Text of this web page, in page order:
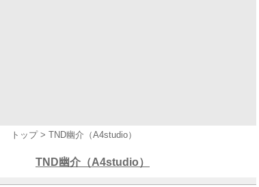
トップ TND幽介（A4studio）
TND幽介（A4studio）